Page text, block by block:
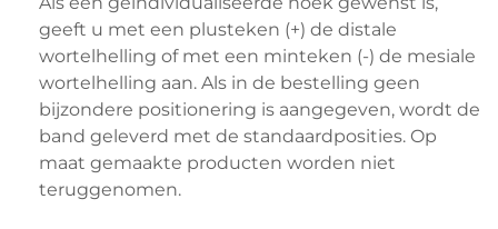
geeft u met een plusteken (+) de distale
wortelhelling of met een minteken (-) de mesiale
wortelhelling aan. Als in de bestelling geen
bijzondere positionering is aangegeven, wordt de
band geleverd met de standaardposities. Op
maat gemaakte producten worden niet
teruggenomen.